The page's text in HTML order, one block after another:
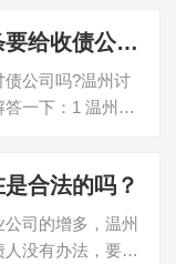
找讨债公司要债借条要给收债公司吗?
公司吗?温州讨
一下：1 温州讨
合法的吗？
司的增多，温州
没有办法，要不